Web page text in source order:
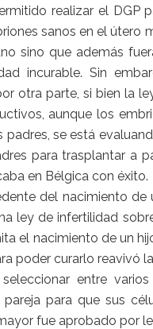
realizar el DGP
sanos en el útero
sino que además
incurable. Sin
otra parte, si bien la
aunque los
se está
para trasplantar a
en Bélgica con éxito.
del nacimiento de
ley de infertilidad
el nacimiento de un
poder curarlo reavivó
entre
para que sus
fue aprobado por